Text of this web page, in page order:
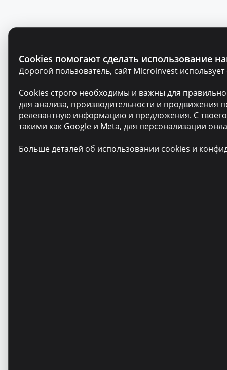
Cookies помогают сделать использование
Дорогой пользователь, сайт Microinvest
Cookies строго необходимы и важны для
для анализа, производительности и продвижения
релевантную информацию и предложения. С
такими как Google и Meta, для персонализации
Больше деталей об использовании cookies и